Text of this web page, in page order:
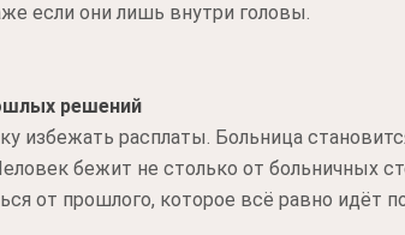
если они лишь внутри головы.
решений
избежать расплаты. Больница
бежит не столько от больничных
от прошлого, которое всё равно идёт